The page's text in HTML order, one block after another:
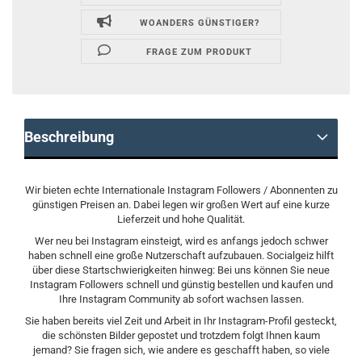
WOANDERS GÜNSTIGER?
FRAGE ZUM PRODUKT
Beschreibung
Wir bieten echte Internationale Instagram Followers / Abonnenten zu
günstigen Preisen an. Dabei legen wir großen Wert auf eine kurze
Lieferzeit und hohe Qualität.
Wer neu bei Instagram einsteigt, wird es anfangs jedoch schwer
haben schnell eine große Nutzerschaft aufzubauen. Socialgeiz hilft
über diese Startschwierigkeiten hinweg: Bei uns können Sie neue
Instagram Followers schnell und günstig bestellen und kaufen und
Ihre Instagram Community ab sofort wachsen lassen.
Sie haben bereits viel Zeit und Arbeit in Ihr Instagram-Profil gesteckt,
die schönsten Bilder gepostet und trotzdem folgt Ihnen kaum
jemand? Sie fragen sich, wie andere es geschafft haben, so viele